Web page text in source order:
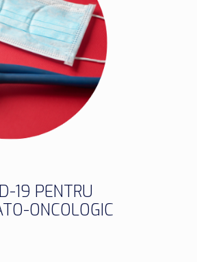
19 PENTRU
ONCOLOGIC